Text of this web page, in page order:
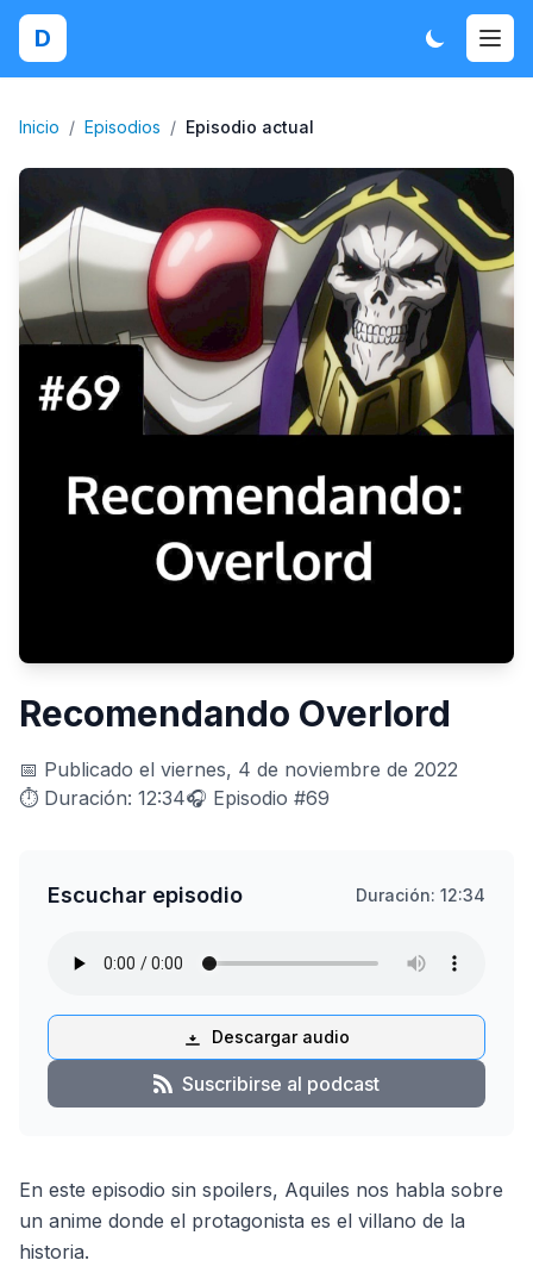
D
Inicio / Episodios / Episodio actual
Recomendando Overlord
📅 Publicado el viernes, 4 de noviembre de 2022
⏱️ Duración: 12:34🎧 Episodio #69
Escuchar episodio Duración: 12:34
Descargar audio
Suscribirse al podcast
En este episodio sin spoilers, Aquiles nos habla sobre
un anime donde el protagonista es el villano de la
historia.